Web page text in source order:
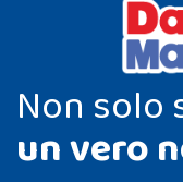
Non solo
un vero